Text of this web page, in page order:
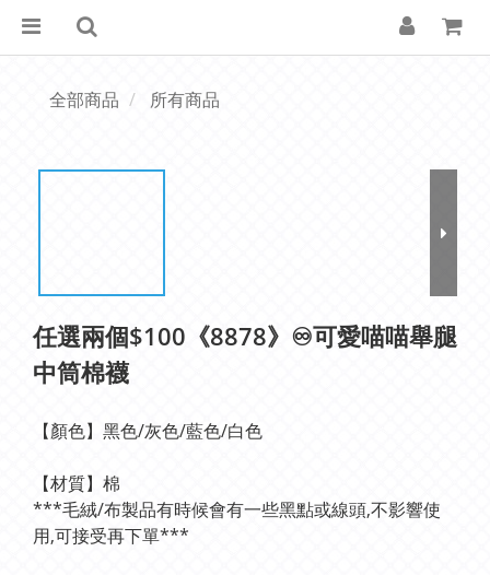
全部商品 所有商品
任選兩個$100《8878》♾️可愛喵喵舉腿
中筒棉襪
【顏色】黑色/灰色/藍色/白色
【材質】棉
***毛絨/布製品有時候會有一些黑點或線頭,不影響使
用,可接受再下單***